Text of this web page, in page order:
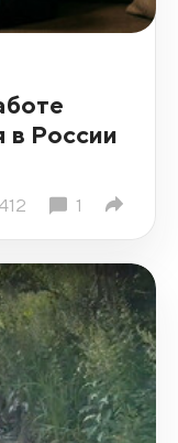
в России
412 1